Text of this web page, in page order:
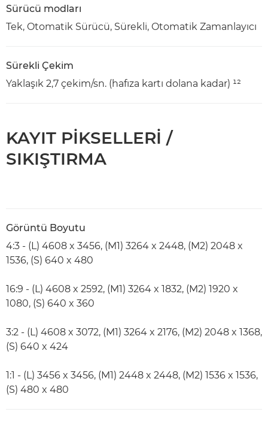
Sürücü modları
Tek, Otomatik Sürücü, Sürekli, Otomatik Zamanlayıcı
Sürekli Çekim
Yaklaşık 2,7 çekim/sn. (hafıza kartı dolana kadar) ¹²
KAYIT PİKSELLERİ /
SIKIŞTIRMA
Görüntü Boyutu
4:3 - (L) 4608 x 3456, (M1) 3264 x 2448, (M2) 2048 x
1536, (S) 640 x 480
16:9 - (L) 4608 x 2592, (M1) 3264 x 1832, (M2) 1920 x
1080, (S) 640 x 360
3:2 - (L) 4608 x 3072, (M1) 3264 x 2176, (M2) 2048 x 1368,
(S) 640 x 424
1:1 - (L) 3456 x 3456, (M1) 2448 x 2448, (M2) 1536 x 1536,
(S) 480 x 480